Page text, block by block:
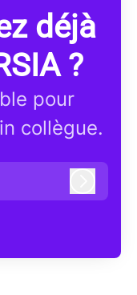
déjà
?
pour
collègue.